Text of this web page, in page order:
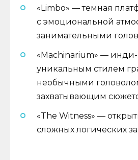
«Limbo» — темная
с эмоциональной
занимательными
«Machinarium» — инди-
уникальным стилем
необычными
захватывающим
«The Witness» —
сложных логических